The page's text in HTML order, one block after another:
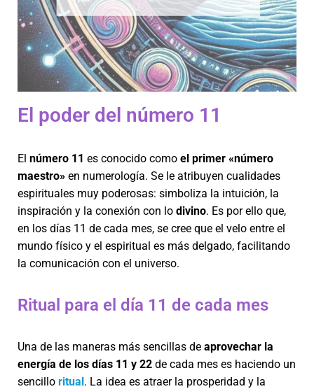
El poder del número 11
El número 11 es conocido como el primer «número
maestro» en numerología. Se le atribuyen cualidades
espirituales muy poderosas: simboliza la intuición, la
inspiración y la conexión con lo divino. Es por ello que,
en los días 11 de cada mes, se cree que el velo entre el
mundo físico y el espiritual es más delgado, facilitando
la comunicación con el universo.
Ritual para el día 11 de cada mes
Una de las maneras más sencillas de aprovechar la
energía de los días 11 y 22 de cada mes es haciendo un
sencillo ritual. La idea es atraer la prosperidad y la